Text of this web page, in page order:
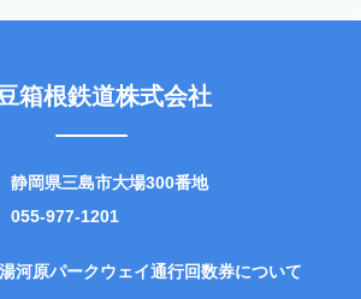
箱根鉄道株式会社
静岡県三島市大場300番地
055-977-1201
河原パークウェイ通行回数券について